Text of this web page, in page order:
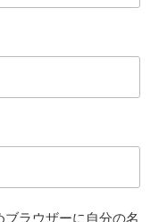
ラウザーに自分の名